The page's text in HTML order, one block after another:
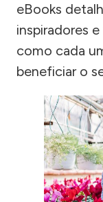
eBooks
inspiradores
como cada
beneficiar o